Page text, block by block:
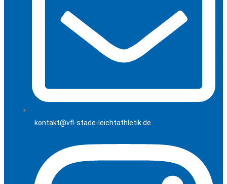
kontakt@vfl-stade-leichtathletik.de